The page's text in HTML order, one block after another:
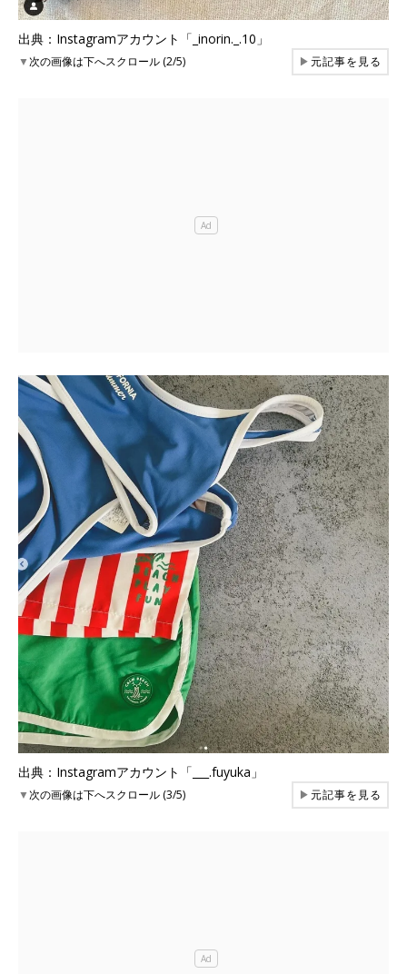
出典：Instagramアカウント「_inorin._.10」
▼次の画像は下へスクロール (2/5) ▶元記事を見る
出典：Instagramアカウント「___.fuyuka」
▼次の画像は下へスクロール (3/5) ▶元記事を見る